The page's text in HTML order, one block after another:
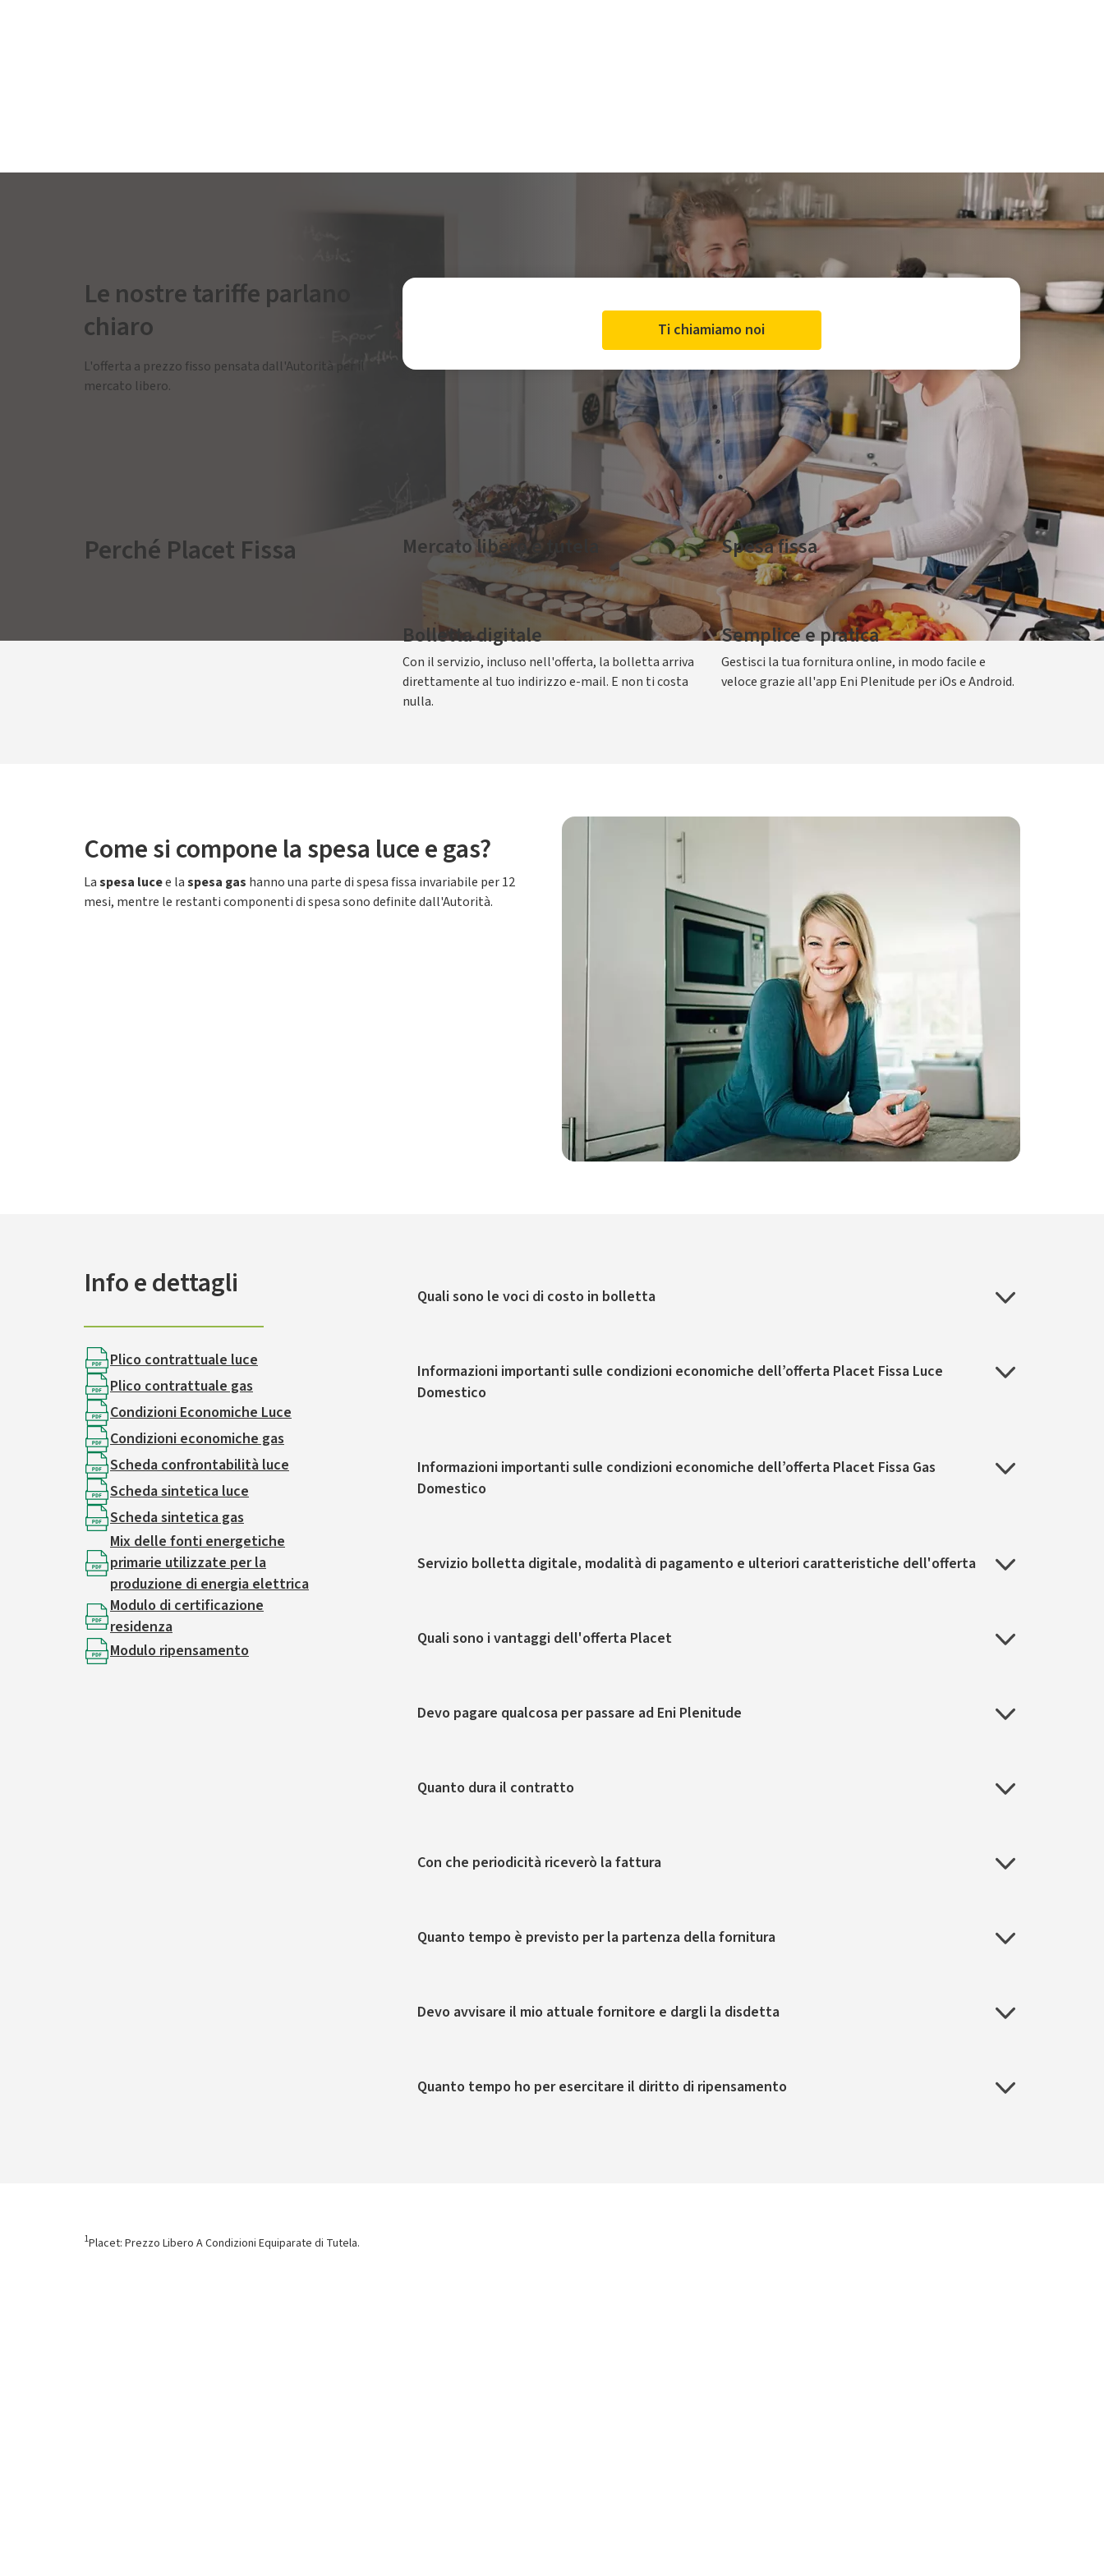
Le nostre tariffe parlano
chiaro
L'offerta a prezzo fisso pensata dall'Autorità per il
mercato libero.
Ti chiamiamo noi
Codice offerta Luce: 026160ESFFP51XX0LPLFIXRBAS130726 - Codice offerta Gas: 026160GSFMP51XX0GPLFIXRBAS130726
Perché Placet Fissa Mercato libero e tutela
Fissa offre condizioni contrattuali definite
dall’Autorità e prezzi stabiliti da Plenitude.
Spesa fissa
Hai una parte di spesa per l'energia fissa e invariabile
per 12 mesi.
Bolletta digitale
Con il servizio, incluso nell'offerta, la bolletta arriva
direttamente al tuo indirizzo e-mail. E non ti costa
nulla.
Semplice e pratica
Gestisci la tua fornitura online, in modo facile e
veloce grazie all'app Eni Plenitude per iOs e Android.
Come si compone la spesa luce e gas?
Laspesa lucee laspesa gas hanno una parte di spesa fissa invariabile per 12
mesi, mentre le restanti componenti di spesa sono definite dall'Autorità.
Info e dettagli Quali sono le voci di costo in bolletta
Informazioni importanti sulle condizioni economiche dell’offerta Placet Fissa Luce
Domestico
Informazioni importanti sulle condizioni economiche dell’offerta Placet Fissa Gas
Domestico
Servizio bolletta digitale, modalità di pagamento e ulteriori caratteristiche dell'offerta
Quali sono i vantaggi dell'offerta Placet
Devo pagare qualcosa per passare ad Eni Plenitude
Quanto dura il contratto
Con che periodicità riceverò la fattura
Quanto tempo è previsto per la partenza della fornitura
Devo avvisare il mio attuale fornitore e dargli la disdetta
Quanto tempo ho per esercitare il diritto di ripensamento
Plico contrattuale luce
Plico contrattuale gas
Condizioni Economiche Luce
Condizioni economiche gas
Scheda confrontabilità luce
Scheda sintetica luce
Scheda sintetica gas
Mix delle fonti energetiche
primarie utilizzate per la
produzione di energia elettrica
Modulo di certificazione
residenza
Modulo ripensamento
1Placet: Prezzo Libero A Condizioni Equiparate di Tutela.